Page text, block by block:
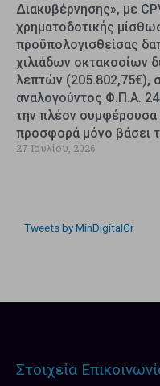
Διακυβέρνησης», με
χρηματοδοτικής
προϋπολογισθείσας
χιλιάδων οκτακοσίων
λεπτών (205.802,75€),
αναλογούντος Φ.Π.Α.
την πλέον
προσφορά μόνο βάσει
27 Ιουλίου, 2026
Tweets by MinDigitalGr
Στοιχεία